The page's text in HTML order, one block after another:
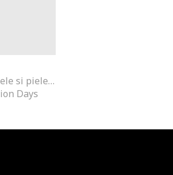
Pantofi sport din piele si piele ecologica cu detalii logo, Negru/Alb optic
Days